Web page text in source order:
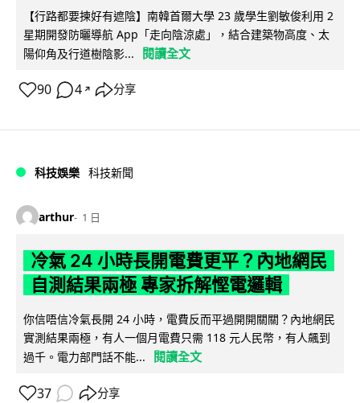
【行路都要揀好有遮陰】南韓首爾大學 23 歲學生劉敏俊利用 2
星期開發防曬導航 App「走向陰涼處」，結合建築物高度、太
陽仰角及行道樹陰影...
閱讀全文
90 4 ↗ 分享
科技娛樂 科技新聞
arthur 1 日
冷氣 24 小時長開電費更平？內地網民
自測結果兩極 專家拆解慳電邏輯
你信唔信冷氣長開 24 小時，電費反而平過開開關關？內地網民
實測結果兩極，有人一個月電費只需 118 元人民幣，有人飆到
過千。電力部門話不能...
閱讀全文
37 分享